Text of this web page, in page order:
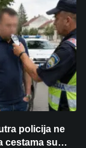
policija ne
cestama su